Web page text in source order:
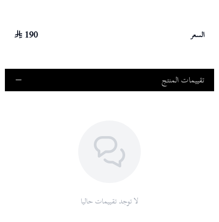
السعر 190
تقييمات المنتج
لا توجد تقييمات حاليا